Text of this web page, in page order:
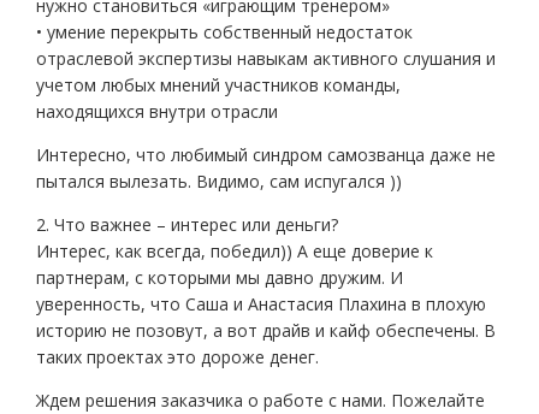
нужно становиться «играющим тренером»
• умение перекрыть собственный недостаток
отраслевой экспертизы навыкам активного слушания и
учетом любых мнений участников команды,
находящихся внутри отрасли
Интересно, что любимый синдром самозванца даже не
пытался вылезать. Видимо, сам испугался ))
2. Что важнее – интерес или деньги?
Интерес, как всегда, победил)) А еще доверие к
партнерам, с которыми мы давно дружим. И
уверенность, что Саша и Анастасия Плахина в плохую
историю не позовут, а вот драйв и кайф обеспечены. В
таких проектах это дороже денег.
Ждем решения заказчика о работе с нами. Пожелайте